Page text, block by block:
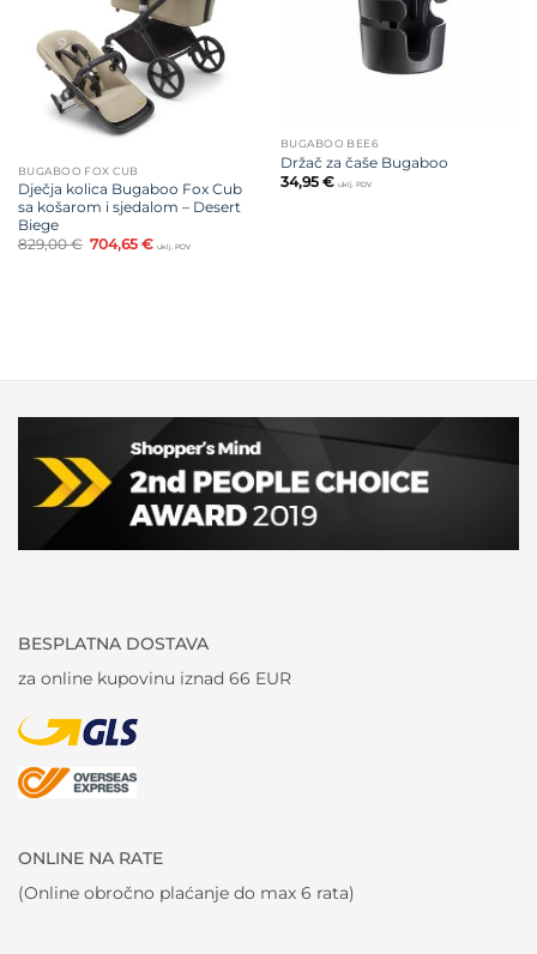
BUGABOO FOX CUB
Dječja kolica Bugaboo Fox Cub
sa košarom i sjedalom – Desert
Biege
829,00€ Izvorna
cijena
704,65€Trenutna
uklj. PDV
BUGABOO BEE6
Držač za čaše Bugaboo
34,95 € uklj. PDV
BESPLATNA DOSTAVA
za online kupovinu iznad 66 EUR
ONLINE NA RATE
(Online obročno plaćanje do max 6 rata)